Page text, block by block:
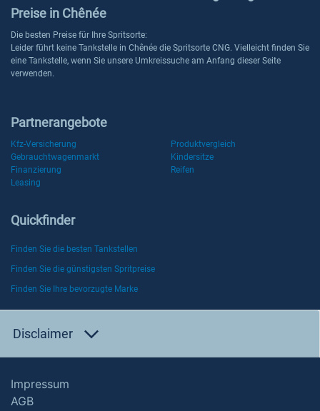
Preise in Chênée
Die besten Preise für Ihre Spritsorte:
Leider führt keine Tankstelle in Chênée die Spritsorte CNG. Vielleicht finden Sie
eine Tankstelle, wenn Sie unsere Umkreissuche am Anfang dieser Seite
verwenden.
Partnerangebote
Kfz-Versicherung
Produktvergleich
Gebrauchtwagenmarkt
Kindersitze
Finanzierung
Reifen
Leasing
Quickfinder
Finden Sie die besten Tankstellen
Finden Sie die günstigsten Spritpreise
Finden Sie Ihre bevorzugte Marke
Disclaimer
Impressum
AGB